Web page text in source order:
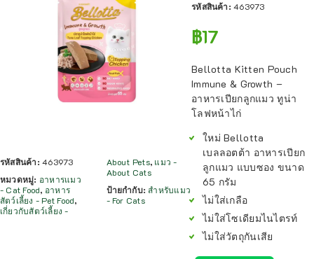
รหัสสินค้า:463973
หมวดหมู่: อาหารแมว
- Cat Food, อาหาร
สัตว์เลี้ยง - Pet Food,
เกี่ยวกับสัตว์เลี้ยง -
About Pets, แมว -
About Cats
ป้ายกำกับ:สำหรับแมว
- For Cats
รหัสสินค้า:463973
฿17
Bellotta Kitten Pouch
Immune & Growth –
อาหารเปียกลูกแมว ทูน่า
โลฟหน้าไก่
ใหม่ Bellotta
เบลลอตต้า อาหารเปียก
ลูกแมว แบบซอง ขนาด
65 กรัม
ไม่ใส่เกลือ
ไม่ใส่โซเดียมไนไตรท์
ไม่ใส่วัตถุกันเสีย